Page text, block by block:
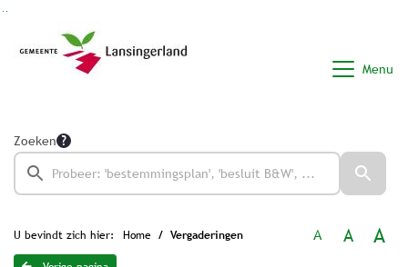
Menu
Zoeken
U bevindt zich hier: Home Vergaderingen A A A